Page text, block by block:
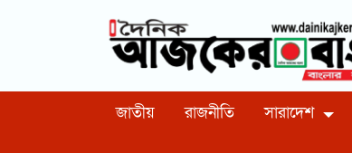
জাতীয় রাজনীতি সারাদেশ